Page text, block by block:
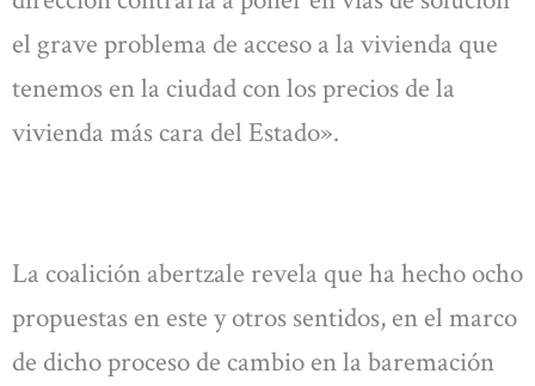
el grave problema de acceso a la vivienda que
tenemos en la ciudad con los precios de la
vivienda más cara del Estado».
La coalición abertzale revela que ha hecho ocho
propuestas en este y otros sentidos, en el marco
de dicho proceso de cambio en la baremación